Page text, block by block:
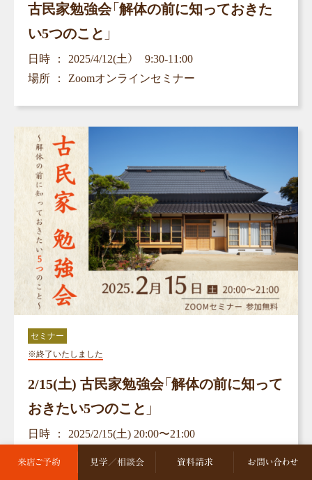
古民家勉強会「解体の前に知っておきた
い5つのこと」
日時
2025/4/12(土） 9:30-11:00
場所
Zoomオンラインセミナー
セミナー
※終了いたしました
2/15(土) 古民家勉強会「解体の前に知って
おきたい5つのこと」
日時
2025/2/15(土) 20:00〜21:00
オンライン(Zoom)
来店ご予約 見学／相談会 資料請求 お問い合わせ